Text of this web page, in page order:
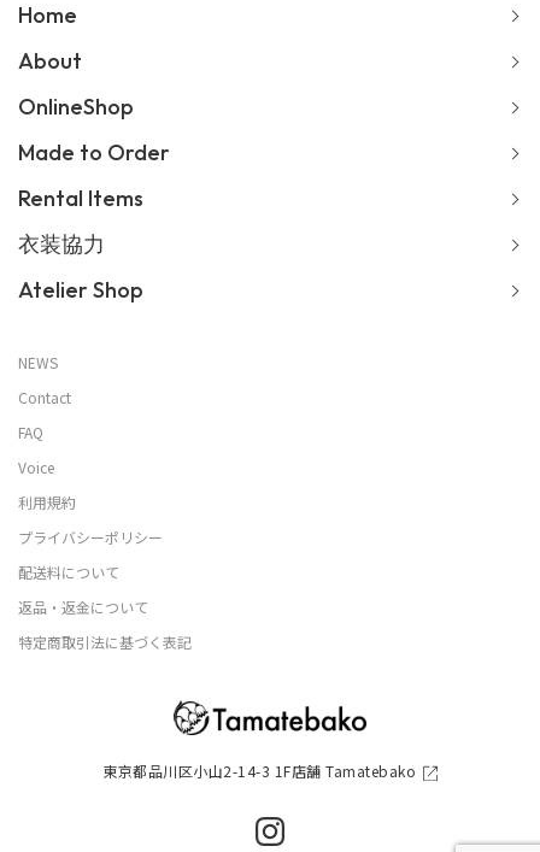
東京都品川区小山2-14-3 1F店舗 Tamatebako
Home
About
OnlineShop
Made to Order
Rental Items
衣装協力
Atelier Shop
NEWS
Contact
FAQ
Voice
利用規約
プライバシーポリシー
配送料について
返品・返金について
特定商取引法に基づく表記